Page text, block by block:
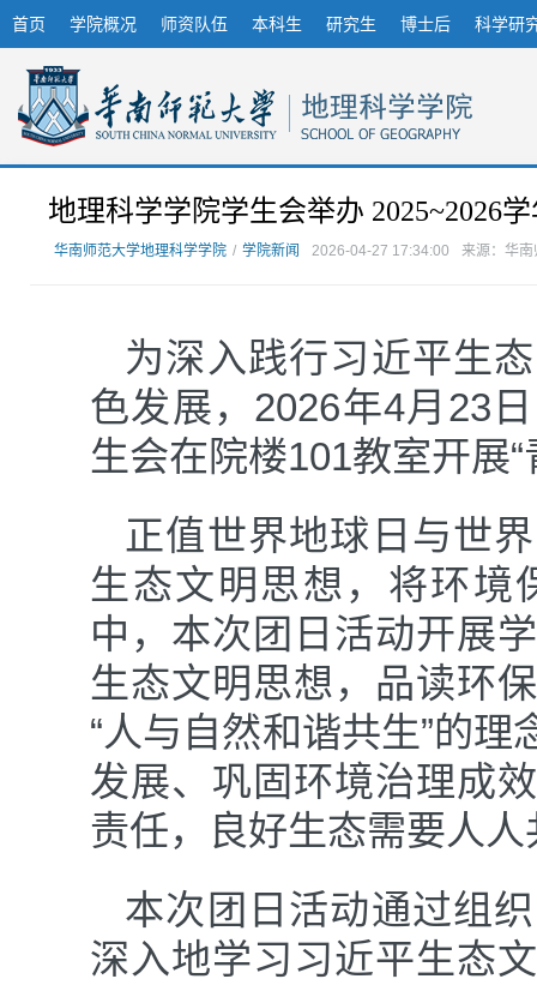
首页 学院概况 师资队伍 本科生 研究生 博士后 科学研
地理科学学院学生会举办 2025~2026
华南师范大学地理科学学院 / 学院新闻 2026-04-27 17:34:00 来源：华南
为深入践行习近平生
色发展，2026年4月23
生会在院楼101教室开展
正值世界地球日与世
生态文明思想，将环境
中，本次团日活动开展
生态文明思想，品读环
“人与自然和谐共生”的
发展、巩固环境治理成
责任，良好生态需要人
本次团日活动通过组
深入地学习习近平生态